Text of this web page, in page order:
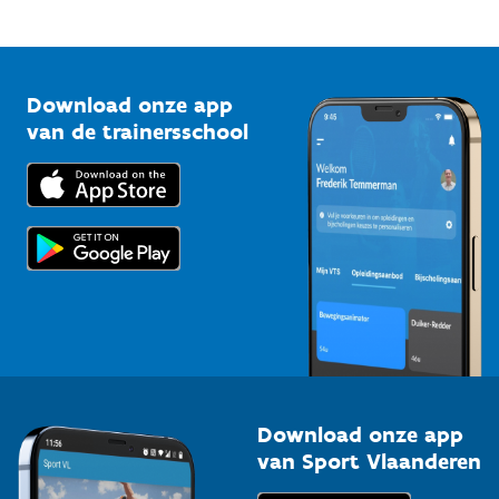
Bedrijven
Trainers en begeleiders
Topsporters
Vlaamse Trainersschool
Kennisplatform
Downloads
Voor de pers
Download onze app
van de trainersschool
Download onze app
van Sport Vlaanderen